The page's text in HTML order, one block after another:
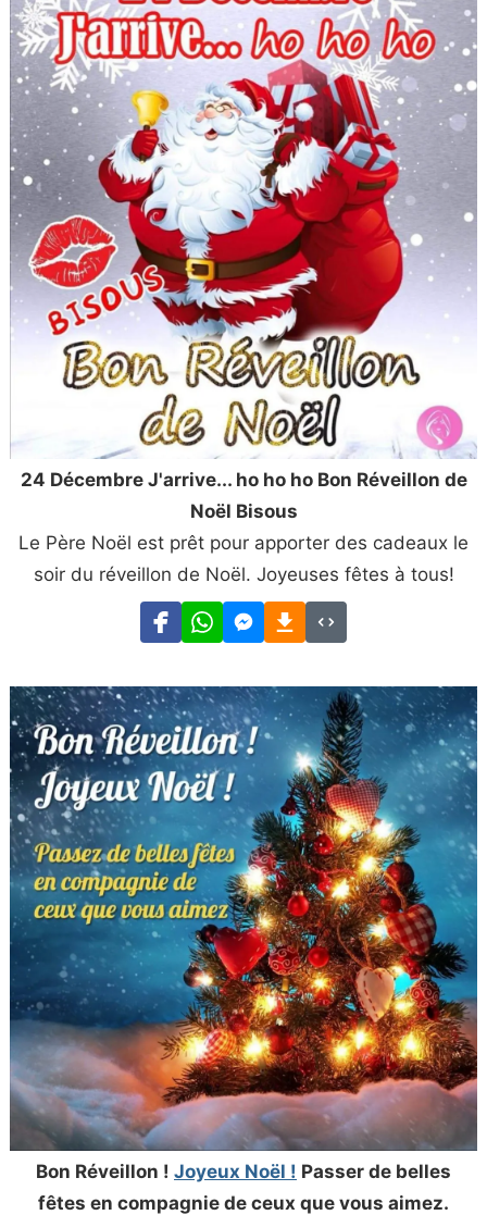
24 Décembre J'arrive... ho ho ho Bon Réveillon de
Noël Bisous
Le Père Noël est prêt pour apporter des cadeaux le
soir du réveillon de Noël. Joyeuses fêtes à tous!
Bon Réveillon ! Joyeux Noël ! Passer de belles
fêtes en compagnie de ceux que vous aimez.